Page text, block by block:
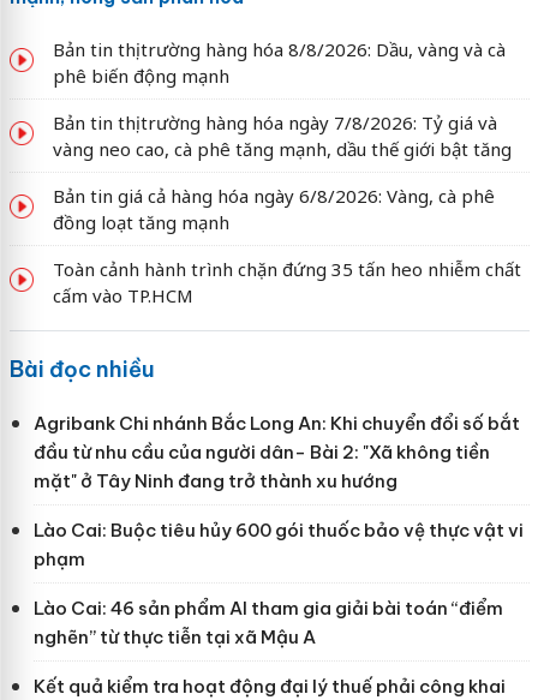
Bản tin thị trường hàng hóa 8/8/2026: Dầu, vàng và cà
phê biến động mạnh
Bản tin thị trường hàng hóa ngày 7/8/2026: Tỷ giá và
vàng neo cao, cà phê tăng mạnh, dầu thế giới bật tăng
Bản tin giá cả hàng hóa ngày 6/8/2026: Vàng, cà phê
đồng loạt tăng mạnh
Toàn cảnh hành trình chặn đứng 35 tấn heo nhiễm chất
cấm vào TP.HCM
Bài đọc nhiều
Agribank Chi nhánh Bắc Long An: Khi chuyển đổi số bắt
đầu từ nhu cầu của người dân- Bài 2: "Xã không tiền
mặt" ở Tây Ninh đang trở thành xu hướng
Lào Cai: Buộc tiêu hủy 600 gói thuốc bảo vệ thực vật vi
phạm
Lào Cai: 46 sản phẩm AI tham gia giải bài toán “điểm
nghẽn” từ thực tiễn tại xã Mậu A
Kết quả kiểm tra hoạt động đại lý thuế phải công khai